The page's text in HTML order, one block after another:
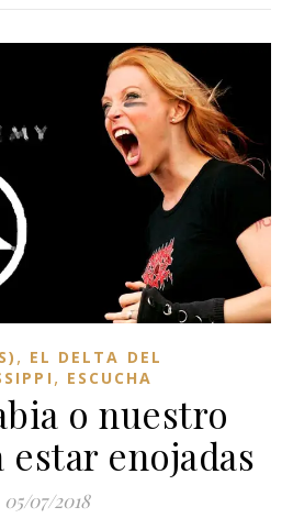
, EL DELTA DEL
, ESCUCHA
o nuestro
estar enojadas
05/07/2018